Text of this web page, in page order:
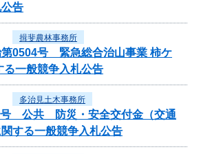
告
揖斐農林事務所
第0504号 緊急総合治山事業 柿ケ
る一般競争入札公告
多治見土木事務所
号 公共 防災・安全交付金（交通
する一般競争入札公告